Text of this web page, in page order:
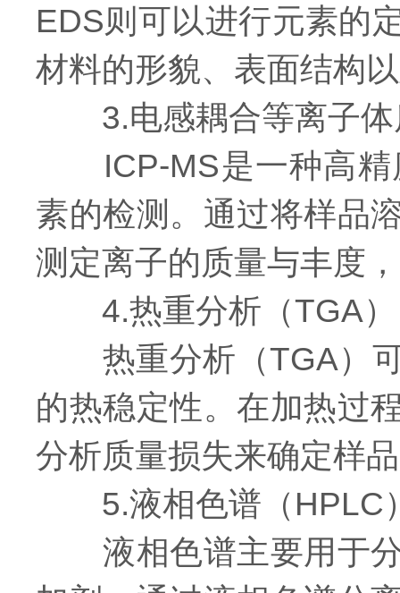
EDS则可以进行元素的
材料的形貌、表面结构
3.电感耦合等离子体
ICP-MS是一种高精
素的检测。通过将样品
测定离子的质量与丰度
4.热重分析（TGA）
热重分析（TGA）可
的热稳定性。在加热过
分析质量损失来确定样
5.液相色谱（HPLC
液相色谱主要用于分